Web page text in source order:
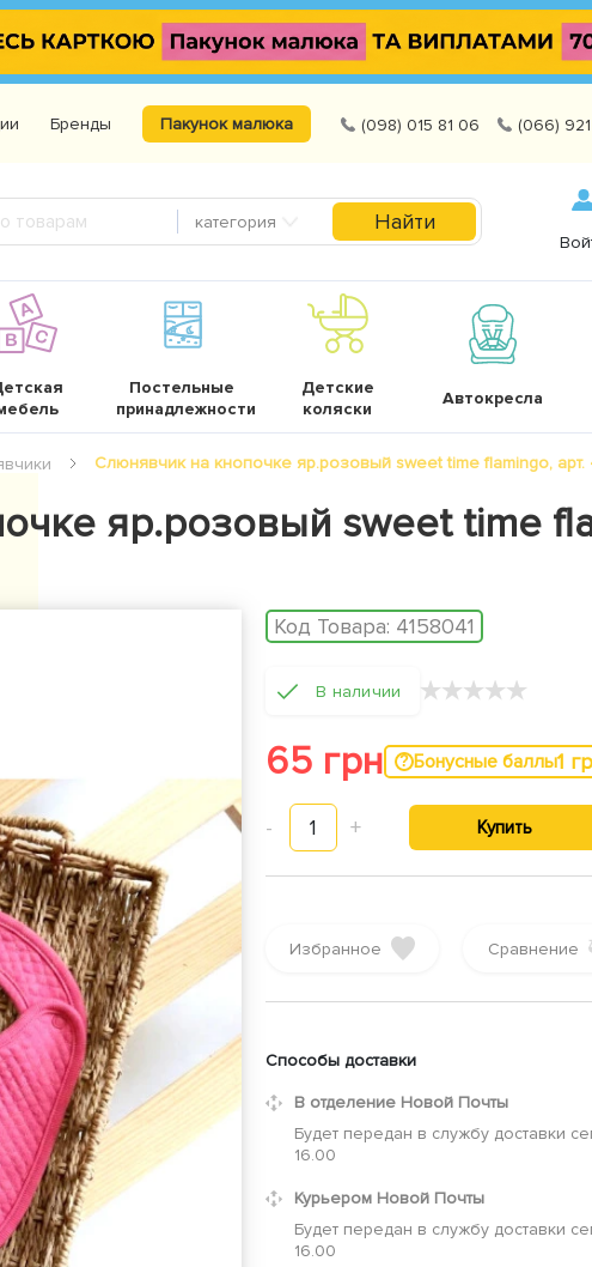
Бренды Пакунок малюка (098) 015 81 06 (066)
категория Найти
Постельные
принадлежности
Детские
коляски
Автокресла
Слюнявчик на кнопочке яр.розовый sweet time flamingo, арт.
яр.розовый sweet time
Код Товара: 4158041
В наличии ★★★★★
65 грн Бонусные баллы1
- 1 + Купить
Избранное Сравнение
Способы доставки
В отделение Новой Почты
Будет передан в службу доставки
16.00
Курьером Новой Почты
Будет передан в службу доставки
16.00